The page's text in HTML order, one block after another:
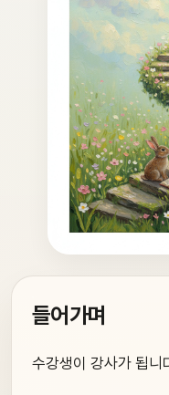
들어가며
수강생이 강사가 됩니